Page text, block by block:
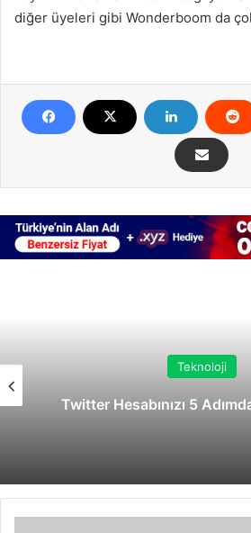
diğer üyeleri gibi Wonderboom da
Teknoloji
Twitter Hesabınızı 5